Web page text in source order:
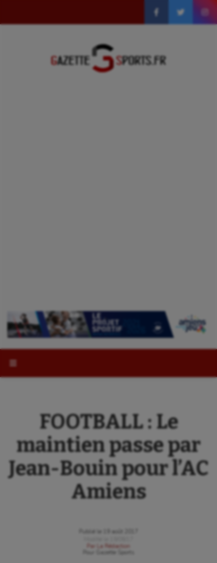
FOOTBALL : Le
maintien passe par
Jean-Bouin pour l’AC
Amiens
Publié le
19 août 2017
Par
La Rédaction
Gazette Sports